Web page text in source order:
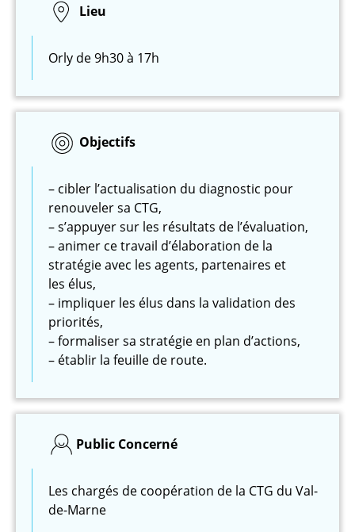
Lieu
Orly de 9h30 à 17h
Objectifs
– cibler l’actualisation du diagnostic pour
renouveler sa CTG,
– s’appuyer sur les résultats de l’évaluation,
– animer ce travail d’élaboration de la
stratégie avec les agents, partenaires et
les élus,
– impliquer les élus dans la validation des
priorités,
– formaliser sa stratégie en plan d’actions,
– établir la feuille de route.
Public Concerné
Les chargés de coopération de la CTG du Val-
de-Marne